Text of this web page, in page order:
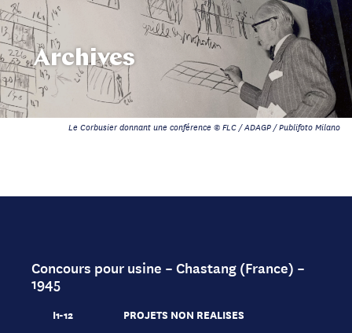
Archives
Le Corbusier donnant une conférence © FLC / ADAGP / Publifoto Milano
Concours pour usine – Chastang (France) –
1945
I1-12
PROJETS NON REALISES